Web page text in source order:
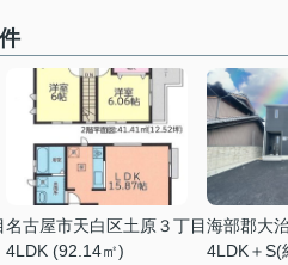
名古屋市天白区土原３丁目
4LDK (92.14㎡)
海部郡大
4LDK＋S(